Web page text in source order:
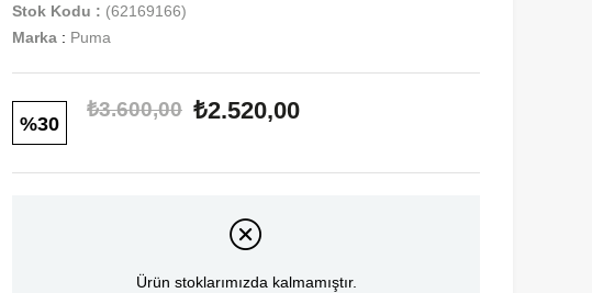
Stok Kodu
(62169166)
Marka : Puma
30
₺3.600,00 ₺2.520,00
Ürün stoklarımızda kalmamıştır.